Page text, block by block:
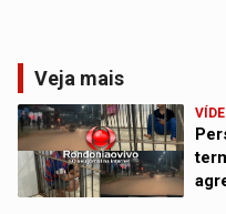
Veja mais